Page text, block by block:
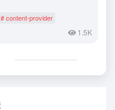
# content-provider
1.5K